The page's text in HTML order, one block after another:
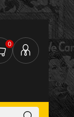
0